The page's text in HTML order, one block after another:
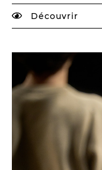
Découvrir